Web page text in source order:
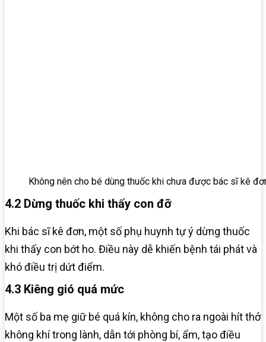
Không nên cho bé dùng thuốc khi chưa được bác sĩ kê
4.2 Dừng thuốc khi thấy con đỡ
Khi bác sĩ kê đơn, một số phụ huynh tự ý dừng thuốc
khi thấy con bớt ho. Điều này dễ khiến bệnh tái phát và
khó điều trị dứt điểm.
4.3 Kiêng gió quá mức
Một số ba mẹ giữ bé quá kín, không cho ra ngoài hít thở
không khí trong lành, dẫn tới phòng bí, ẩm, tạo điều